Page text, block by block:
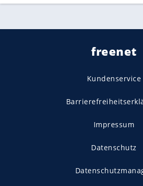
freenet
Kundenservice
Impressum
Datenschutz